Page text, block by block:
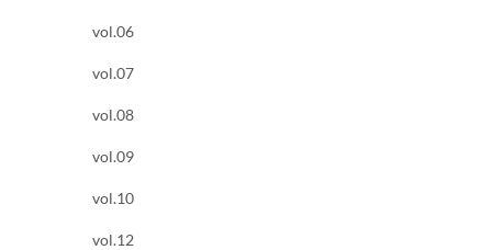
vol.06
vol.07
vol.08
vol.09
vol.10
vol.12